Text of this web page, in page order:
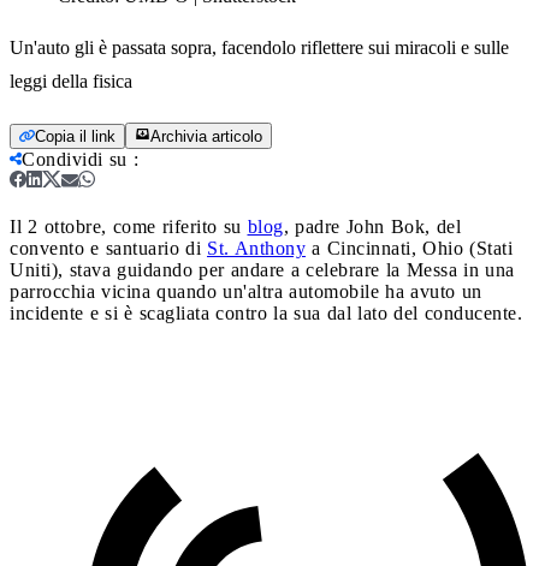
Un'auto gli è passata sopra, facendolo riflettere sui miracoli e sulle
leggi della fisica
Copia il link Archivia articolo
Condividi su :
Il 2 ottobre, come riferito su blog, padre John Bok, del
convento e santuario di St. Anthony a Cincinnati, Ohio (Stati
Uniti), stava guidando per andare a celebrare la Messa in una
parrocchia vicina quando un'altra automobile ha avuto un
incidente e si è scagliata contro la sua dal lato del conducente.